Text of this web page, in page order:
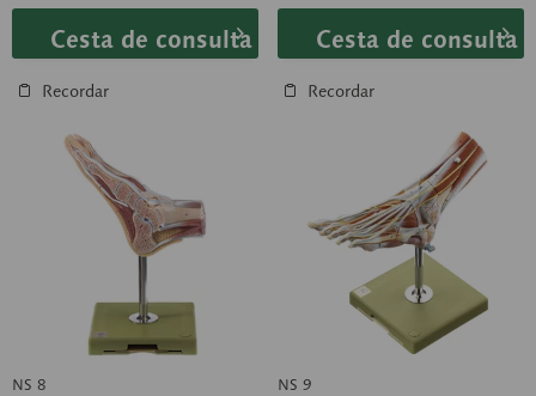
Cesta de consulta
Recordar
Cesta de consulta
Recordar
NS 8 NS 9